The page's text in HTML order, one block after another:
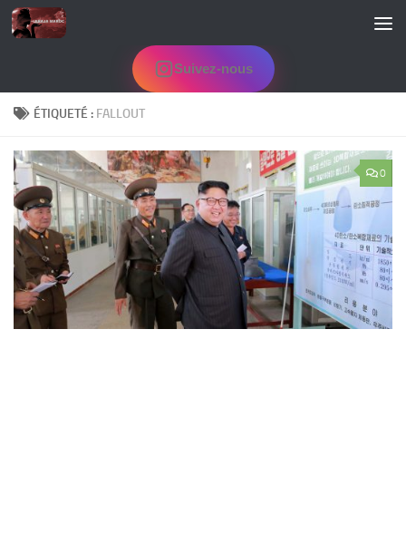
Skip to content
Suivez-nous
ÉTIQUETÉ : FALLOUT
0